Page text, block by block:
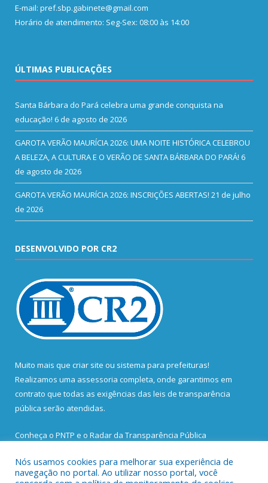
E-mail: pref.sbp.gabinete@gmail.com
Horário de atendimento: Seg-Sex: 08:00 às 14:00
ÚLTIMAS PUBLICAÇÕES
Santa Bárbara do Pará celebra uma grande conquista na
educação! 6 de agosto de 2026
GAROTA VERÃO MAURÍCIA 2026: UMA NOITE HISTÓRICA CELEBROU
A BELEZA, A CULTURA E O VERÃO DE SANTA BÁRBARA DO PARÁ! 6
de agosto de 2026
GAROTA VERÃO MAURÍCIA 2026: INSCRIÇÕES ABERTAS! 21 de julho
de 2026
DESENVOLVIDO POR CR2
Muito mais que criar site ou sistema para prefeituras!
Realizamos uma assessoria completa, onde garantimos em
contrato que todas as exigências das leis de transparência
pública serão atendidas.
Conheça o PNTP e o Radar da Transparência Pública
Nós usamos cookies para melhorar sua experiência de
navegação no portal. Ao utilizar nosso portal, você